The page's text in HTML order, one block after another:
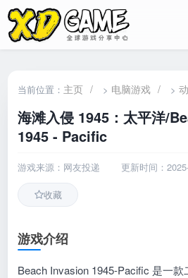
当前位置： 主页 / > 电脑游戏 / >
海滩入侵 1945：太平洋/
1945 - Pacific
游戏来源：网友投递 更新时间：
收藏
游戏介绍
Beach Invasion 1945-Pacific 是一